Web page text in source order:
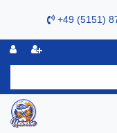
+49 (5151)